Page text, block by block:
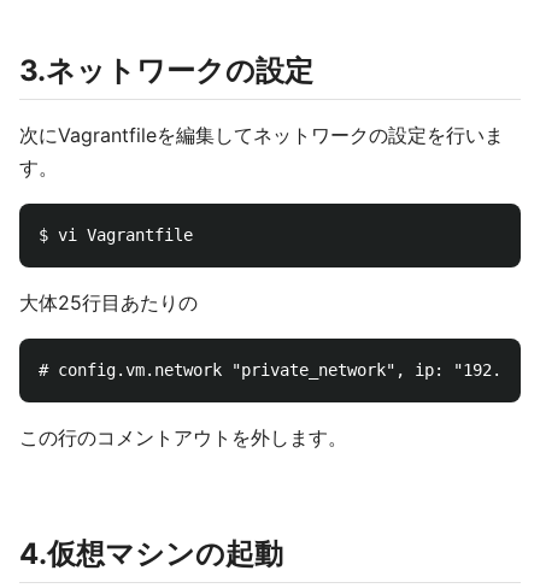
3.ネットワークの設定
次にVagrantfileを編集してネットワークの設定を行いま
す。
大体25行目あたりの
この行のコメントアウトを外します。
4.仮想マシンの起動